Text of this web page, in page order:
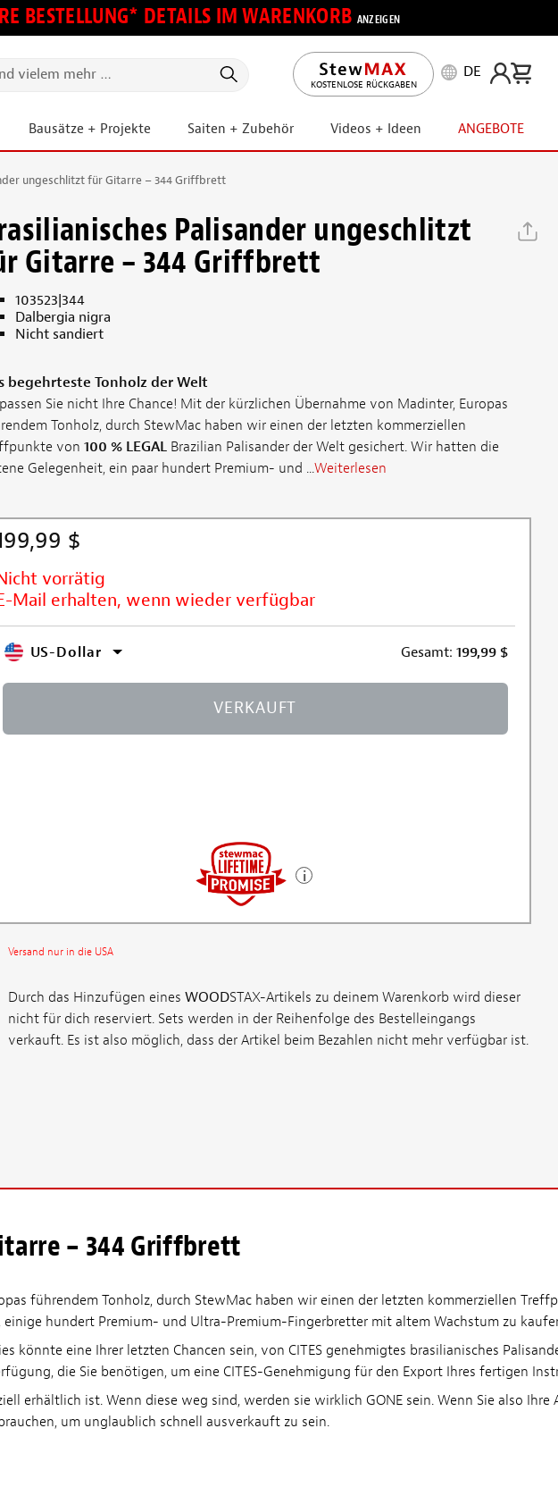
BESTELLUNG* DETAILS IM WARENKORB ANZEIGEN
KOSTENLOSE RÜCKGABEN
DE
Bausätze + Projekte Saiten + Zubehör Videos + Ideen ANGEBOTE
ungeschlitzt für Gitarre – 344 Griffbrett
Palisander ungeschlitzt
Gitarre – 344 Griffbrett
103523|344
Dalbergia nigra
Nicht sandiert
begehrteste Tonholz der Welt
Sie nicht Ihre Chance! Mit der kürzlichen Übernahme von Madinter, Europas
Tonholz, durch StewMac haben wir einen der letzten kommerziellen
von 100 % LEGALBrazilian Palisander der Welt gesichert. Wir hatten die
Gelegenheit, ein paar hundert Premium- und ...Weiterlesen
$
vorrätig
Mail erhalten, wenn wieder verfügbar
US-Dollar Gesamt: 199,99 $
VERKAUFT
Versand nur in die USA
Durch das Hinzufügen eines WOODSTAX-Artikels zu deinem Warenkorb wird dieser
nicht für dich reserviert. Sets werden in der Reihenfolge des Bestelleingangs
verkauft. Es ist also möglich, dass der Artikel beim Bezahlen nicht mehr verfügbar ist.
– 344 Griffbrett
führendem Tonholz, durch StewMac haben wir einen der letzten kommerziellen
hundert Premium- und Ultra-Premium-Fingerbretter mit altem Wachstum zu
könnte eine Ihrer letzten Chancen sein, von CITES genehmigtes brasilianisches
die Sie benötigen, um eine CITES-Genehmigung für den Export Ihres fertigen
erhältlich ist. Wenn diese weg sind, werden sie wirklich GONE sein. Wenn Sie also
um unglaublich schnell ausverkauft zu sein.